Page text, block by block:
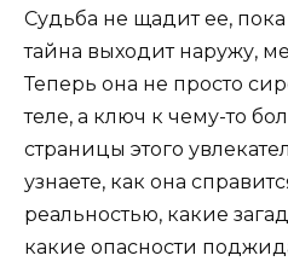
Судьба не щадит ее,
тайна выходит наружу,
Теперь она не просто
теле, а ключ к чему-то
страницы этого
узнаете, как она
реальностью, какие
какие опасности